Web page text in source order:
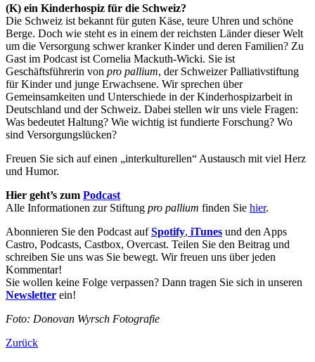
(K) ein Kinderhospiz für die Schweiz?
Die Schweiz ist bekannt für guten Käse, teure Uhren und schöne
Berge. Doch wie steht es in einem der reichsten Länder dieser Welt
um die Versorgung schwer kranker Kinder und deren Familien? Zu
Gast im Podcast ist Cornelia Mackuth-Wicki. Sie ist
Geschäftsführerin von pro pallium, der Schweizer Palliativstiftung
für Kinder und junge Erwachsene. Wir sprechen über
Gemeinsamkeiten und Unterschiede in der Kinderhospizarbeit in
Deutschland und der Schweiz. Dabei stellen wir uns viele Fragen:
Was bedeutet Haltung? Wie wichtig ist fundierte Forschung? Wo
sind Versorgungslücken?
Freuen Sie sich auf einen „interkulturellen“ Austausch mit viel Herz
und Humor.
Hier geht’s zum Podcast
Alle Informationen zur Stiftung pro pallium finden Sie hier.
Abonnieren Sie den Podcast aufSpotify, iTunes und den Apps
Castro, Podcasts, Castbox, Overcast. Teilen Sie den Beitrag und
schreiben Sie uns was Sie bewegt. Wir freuen uns über jeden
Kommentar!
Sie wollen keine Folge verpassen? Dann tragen Sie sich in unseren
Newsletter ein!
Foto: Donovan Wyrsch Fotografie
Zurück